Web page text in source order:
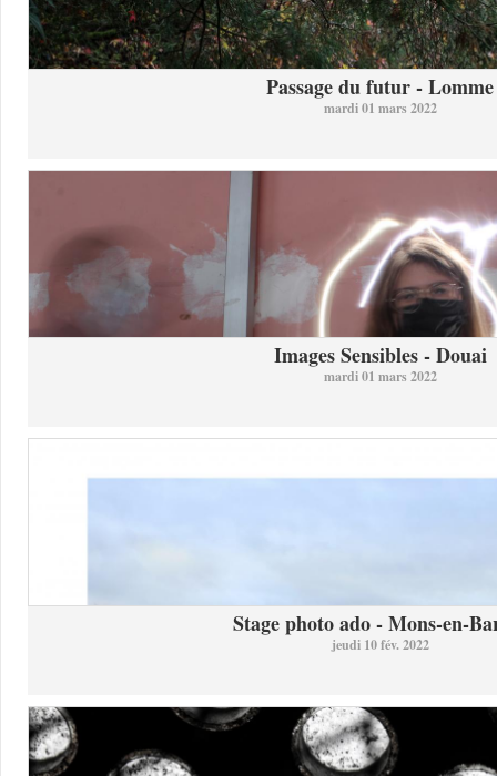
Passage du futur - Lomme
mardi 01 mars 2022
Images Sensibles - Douai
mardi 01 mars 2022
Stage photo ado - Mons-en-
jeudi 10 fév. 2022